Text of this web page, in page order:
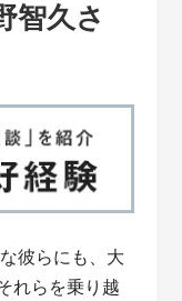
智久さ
彼らにも、大
れらを乗り越